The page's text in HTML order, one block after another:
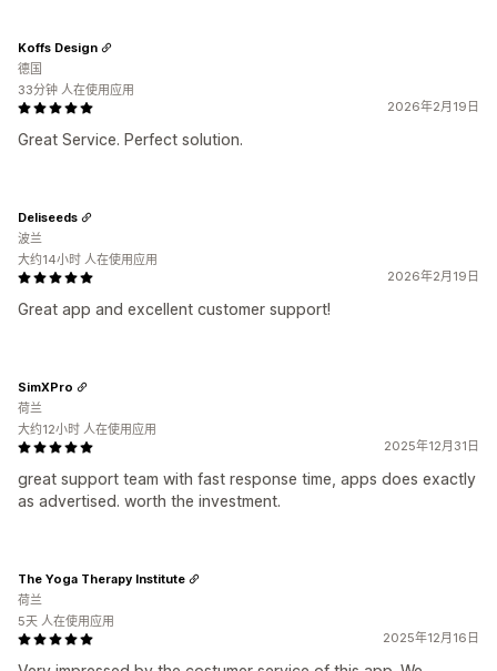
2026年2月19日
Great Service. Perfect solution.
Koffs Design
德国
33分钟 人在使用应用
2026年2月19日
Great app and excellent customer support!
Deliseeds
波兰
大约14小时 人在使用应用
2025年12月31日
great support team with fast response time, apps does exactly
as advertised. worth the investment.
SimXPro
荷兰
大约12小时 人在使用应用
2025年12月16日
The Yoga Therapy Institute
荷兰
5天 人在使用应用